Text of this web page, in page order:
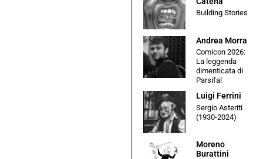
Building Stories
Andrea Morra
Comicon 2026:
La leggenda
dimenticata di
Parsifal
Luigi Ferrini
Sergio Asteriti
(1930-2024)
Moreno
Burattini